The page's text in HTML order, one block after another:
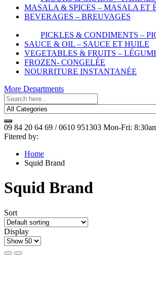
MASALA & SPICES – MASALA ET
BEVERAGES – BREUVAGES
PICKLES & CONDIMENTS –
SAUCE & OIL – SAUCE ET HUILE
VEGETABLES & FRUITS –
FROZEN- CONGELÉE
NOURRITURE INSTANTANÉE
More Departments
09 84 20 64 69 / 0610 951303 Mon-Fri:
Fitered by:
Home
Squid Brand
Squid Brand
Sort
Display